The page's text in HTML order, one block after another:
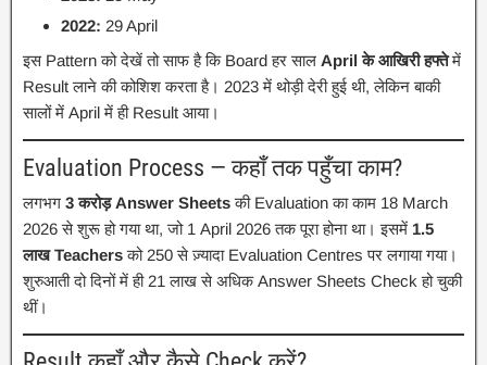
2022: 29 April
इस Pattern को देखें तो साफ है कि Board हर साल April के आखिरी हफ्तेमें
Result लाने की कोशिश करता है। 2023 में थोड़ी देरी हुई थी, लेकिन बाकी
सालों में April में ही Result आया।
Evaluation Process — कहाँ तक पहुँचा काम?
लगभग 3 करोड़ Answer Sheetsकी Evaluation का काम 18 March
2026 से शुरू हो गया था, जो 1 April 2026 तक पूरा होना था। इसमें 1.5
लाख Teachersको 250 से ज़्यादा Evaluation Centres पर लगाया गया।
शुरुआती दो दिनों में ही 21 लाख से अधिक Answer Sheets Check हो चुकी
थीं।